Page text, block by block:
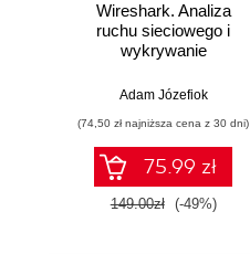
Wireshark. Analiza
ruchu sieciowego i
wykrywanie
Adam Józefiok
(74,50 zł najniższa cena z 30 dni)
75.99 zł
149.00zł (-49%)